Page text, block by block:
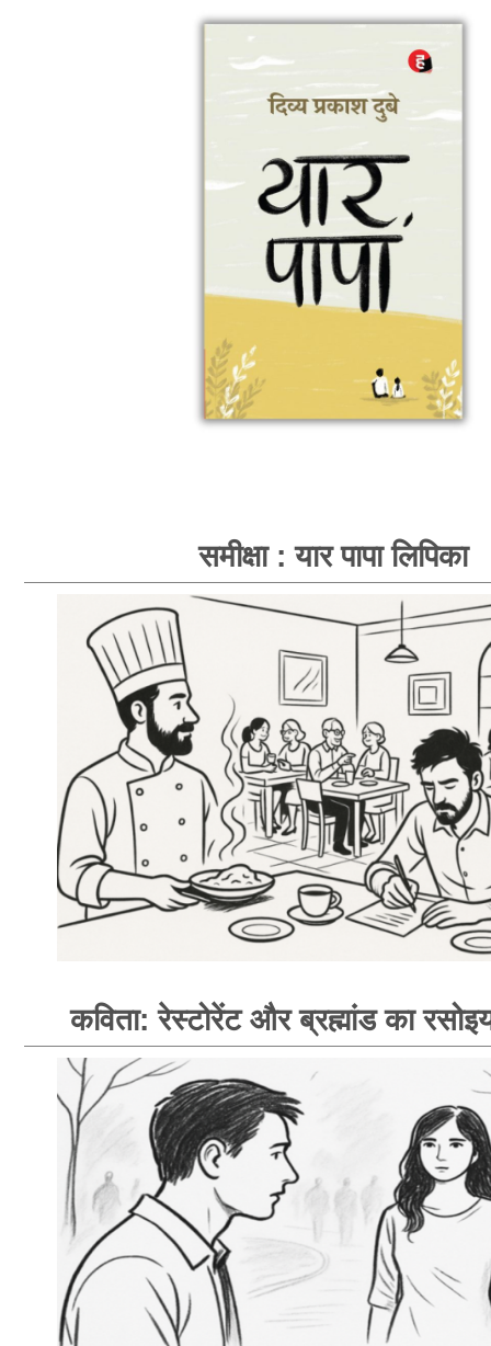
समीक्षा : यार पापा लिपिका
कविता: रेस्टोरेंट और ब्रह्मांड का